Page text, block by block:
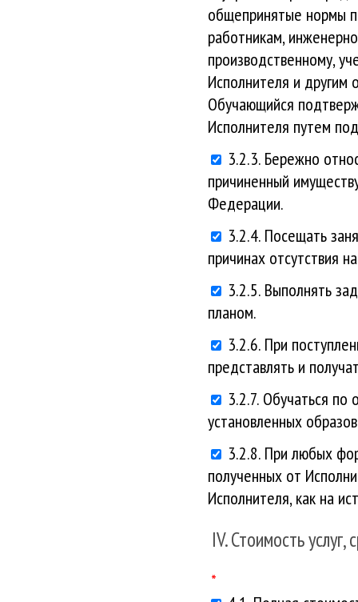
общепринятые нормы
работникам,
производственному,
Исполнителя и другим
Обучающийся
Исполнителя путем
3.2.3. Бережно
причиненный
Федерации.
3.2.4. Посещать
причинах отсутствия
3.2.5. Выполнять
планом.
3.2.6. При
представлять и
3.2.7. Обучаться
установленных
3.2.8. При любых
полученных от
Исполнителя, как на
IV. Стоимость